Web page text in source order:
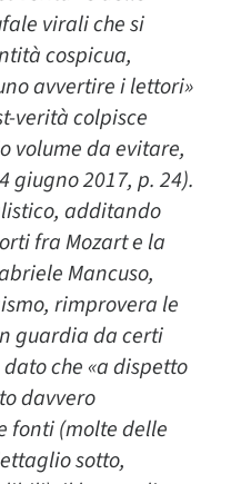
virali che si
cospicua,
avvertire i lettori»
verità colpisce
volume da evitare,
giugno 2017, p. 24).
additando
fra Mozart e la
Mancuso,
rimprovera le
guardia da certi
che «a dispetto
davvero
(molte delle
sotto,